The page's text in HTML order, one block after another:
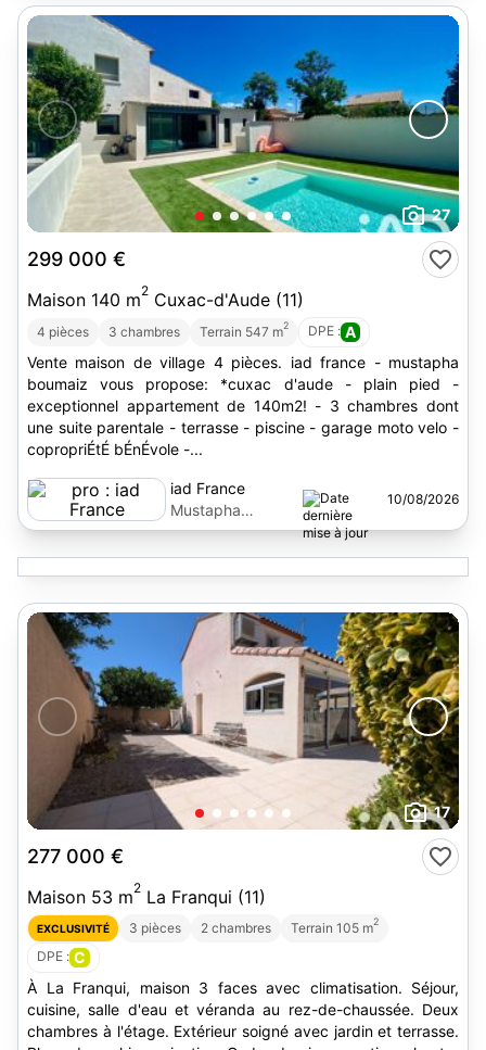
27
299 000 €
Maison 140 m2 Cuxac-d'Aude (11)
4 pièces 3 chambres Terrain 547 m2 DPE : A
Vente maison de village 4 pièces. iad france - mustapha
boumaiz vous propose: *cuxac d'aude - plain pied -
exceptionnel appartement de 140m2! - 3 chambres dont
une suite parentale - terrasse - piscine - garage moto velo -
copropriÉtÉ bÉnÉvole -...
iad France
Mustapha
Boumaiz
10/08/2026
17
277 000 €
Maison 53 m2 La Franqui (11)
EXCLUSIVITÉ 3 pièces 2 chambres Terrain 105 m2
DPE : C
À La Franqui, maison 3 faces avec climatisation. Séjour,
cuisine, salle d'eau et véranda au rez-de-chaussée. Deux
chambres à l'étage. Extérieur soigné avec jardin et terrasse.